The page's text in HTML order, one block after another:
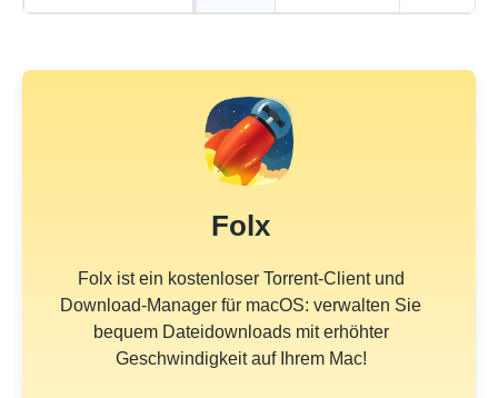
Folx
Folx ist ein kostenloser Torrent-Client und
Download-Manager für macOS: verwalten Sie
bequem Dateidownloads mit erhöhter
Geschwindigkeit auf Ihrem Mac!